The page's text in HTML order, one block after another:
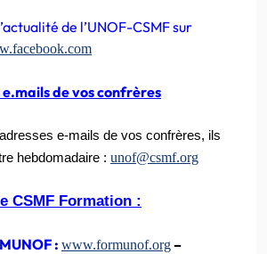
de l’UNOF-CSMF sur
e.mails de vos confrères
e-mails de vos confrères, ils
hebdomadaire : unof@csmf.org
CSMF Formation :
: www.formunof.org–